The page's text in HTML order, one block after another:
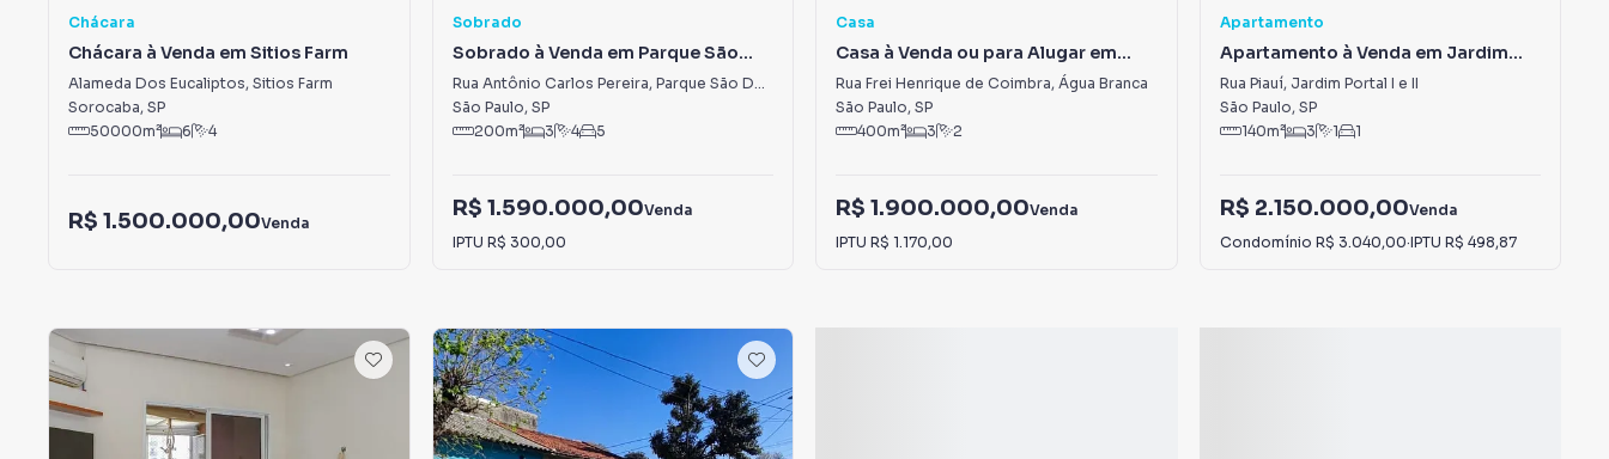
Chácara
Chácara à Venda em Sitios Farm
Alameda Dos Eucaliptos, Sitios Farm
Sorocaba, SP
50000m² 6 4
R$ 1.500.000,00Venda
Sobrado
Sobrado à Venda em Parque São
Domingos
Rua Antônio Carlos Pereira, Parque São Domingos
São Paulo, SP
200m² 3 4 5
R$ 1.590.000,00Venda
IPTU R$ 300,00
Casa
Casa à Venda ou para Alugar em
Água Branca
Rua Frei Henrique de Coimbra, Água Branca
São Paulo, SP
400m² 3 2
R$ 1.900.000,00Venda
IPTU R$ 1.170,00
Apartamento
Apartamento à Venda em Jardim
Portal I e II
Rua Piauí, Jardim Portal I e II
São Paulo, SP
140m² 3 1 1
R$ 2.150.000,00Venda
Condomínio R$ 3.040,00·IPTU R$ 498,87